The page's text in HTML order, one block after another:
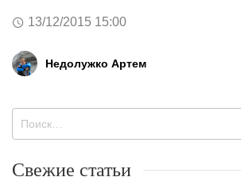
13/12/2015 15:00
Недолужко Артем
Свежие статьи